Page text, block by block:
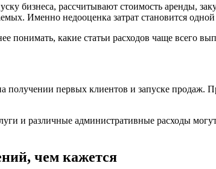
бизнеса, рассчитывают стоимость аренды,
Именно недооценка затрат становится
понимать, какие статьи расходов чаще всего
получении первых клиентов и запуске продаж.
и различные административные расходы
чем кажется